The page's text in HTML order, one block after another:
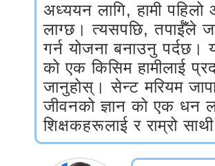
अध्ययन लागि, हामी पहिलो
लाग्छ। त्यसपछि, तपाईँले
गर्न योजना बनाउनु पर्दछ।
को एक किसिम हामीलाई
जानुहोस्। सेन्ट मरियम
जीवनको ज्ञान को एक धन
शिक्षकहरूलाई र राम्रो